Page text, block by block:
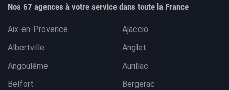
Nos 67 agences à votre service dans toute la France
Aix-en-Provence
Ajaccio
Albertville
Anglet
Angoulême
Aurillac
Belfort
Bergerac